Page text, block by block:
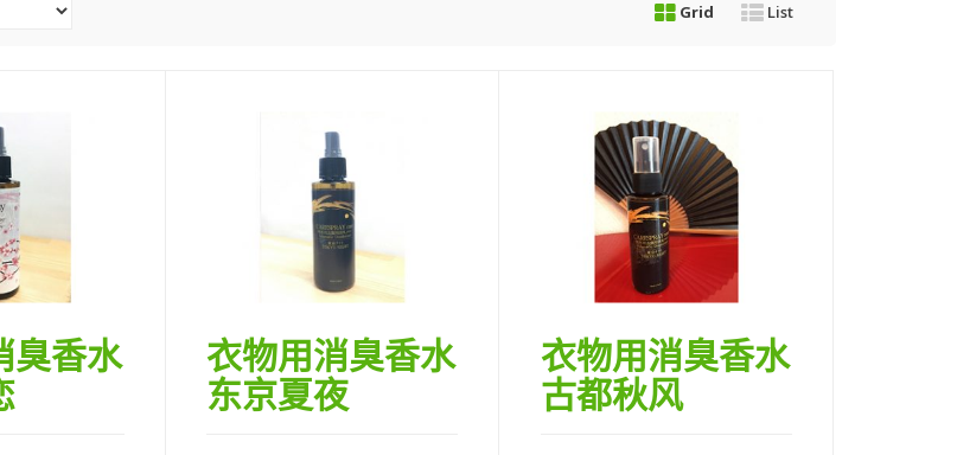
Grid List
臭香水
衣物用消臭香水
东京夏夜
衣物用消臭香水
古都秋风